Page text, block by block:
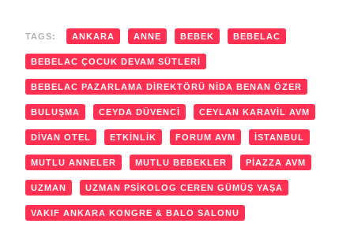
TAGS: ANKARA ANNE BEBEK BEBELAC
BEBELAC ÇOCUK DEVAM SÜTLERI
BEBELAC PAZARLAMA DIREKTÖRÜ NIDA BENAN ÖZER
BULUŞMA CEYDA DÜVENCI CEYLAN KARAVIL AVM
DIVAN OTEL ETKINLIK FORUM AVM İSTANBUL
MUTLU ANNELER MUTLU BEBEKLER PIAZZA AVM
UZMAN UZMAN PSIKOLOG CEREN GÜMÜŞ YAŞA
VAKIF ANKARA KONGRE & BALO SALONU